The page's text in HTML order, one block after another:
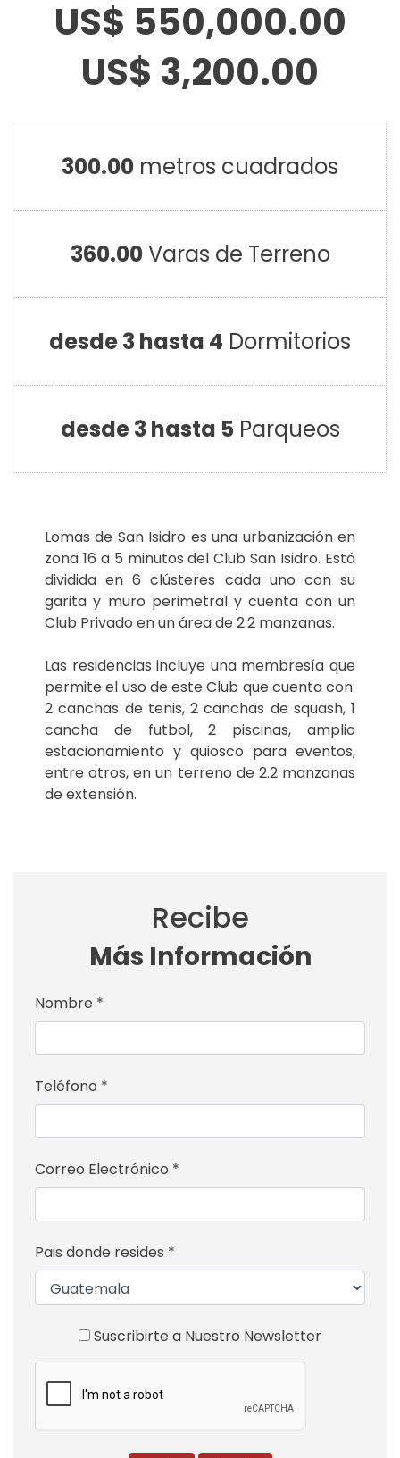
US$ 550,000.00
US$ 3,200.00
300.00 metros cuadrados
360.00Varas de Terreno
desde 3 hasta 4 Dormitorios
desde 3 hasta 5Parqueos
Lomas de San Isidro es una urbanización en
zona 16 a 5 minutos del Club San Isidro. Está
dividida en 6 clústeres cada uno con su
garita y muro perimetral y cuenta con un
Club Privado en un área de 2.2 manzanas.
Las residencias incluye una membresía que
permite el uso de este Club que cuenta con:
2 canchas de tenis, 2 canchas de squash, 1
cancha de futbol, 2 piscinas, amplio
estacionamiento y quiosco para eventos,
entre otros, en un terreno de 2.2 manzanas
de extensión.
Recibe
Más Información
Nombre *
Teléfono *
Correo Electrónico *
Pais donde resides *
Suscribirte a Nuestro Newsletter